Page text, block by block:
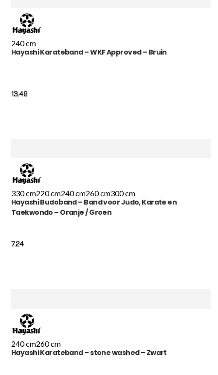
240 cm
Hayashi Karateband – WKF Approved – Bruin
13.49
330 cm220 cm240 cm260 cm300 cm
Hayashi Budoband – Band voor Judo, Karate en
Taekwondo – Oranje / Groen
7.24
240 cm260 cm
Hayashi Karateband – stone washed – Zwart